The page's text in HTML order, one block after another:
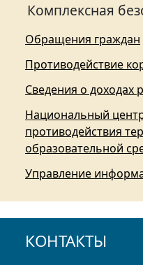
Комплексная
Обращения граждан
Противодействие
Сведения о доходах
Национальный
противодействия
образовательной
Управление
КОНТАКТЫ